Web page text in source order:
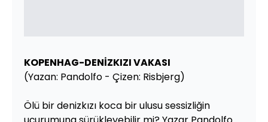
KOPENHAG-DENİZKIZI VAKASI
(Yazan: Pandolfo - Çizen: Risbjerg)
Ölü bir denizkızı koca bir ulusu sessizliğin